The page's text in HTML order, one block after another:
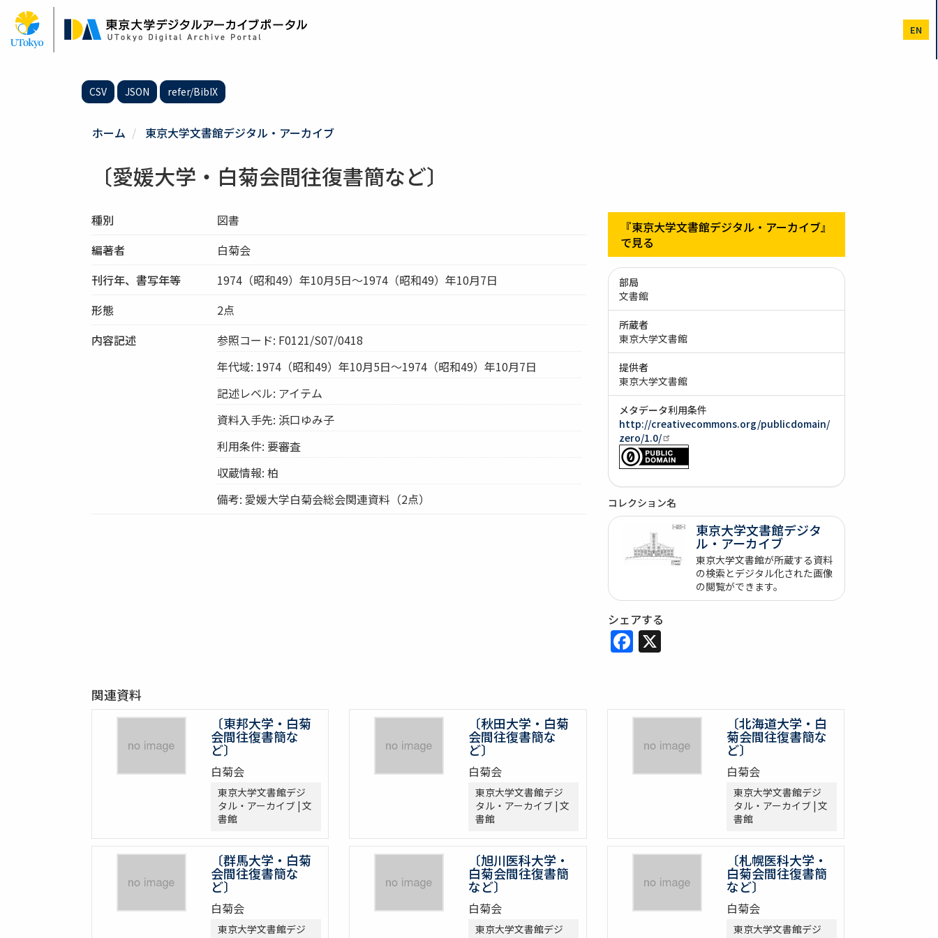
ン
EN
CSV JSON refer/BibIX
ホーム 東京大学文書館デジタル・アーカイブ
〔愛媛大学・白菊会間往復書簡など〕
種別
図書
編著者
白菊会
刊行年、書写年等
1974（昭和49）年10月5日～1974（昭和49）年10月7日
形態
2点
内容記述
参照コード: F0121/S07/0418
年代域: 1974（昭和49）年10月5日～1974（昭和49）年10月7日
記述レベル: アイテム
資料入手先: 浜口ゆみ子
利用条件: 要審査
収蔵情報: 柏
備考: 愛媛大学白菊会総会関連資料（2点）
『東京大学文書館デジタル・アーカイブ』
で見る
部局
文書館
所蔵者
東京大学文書館
提供者
東京大学文書館
メタデータ利用条件
http://creativecommons.org/publicdomain/
zero/1.0/
コレクション名
東京大学文書館デジタ
ル・アーカイブ
東京大学文書館が所蔵する資料
の検索とデジタル化された画像
の閲覧ができます。
シェアする
Facebook
X
関連資料
〔東邦大学・白菊
会間往復書簡な
ど〕
白菊会
東京大学文書館デジ
タル・アーカイブ | 文
書館
〔秋田大学・白菊
会間往復書簡な
ど〕
白菊会
東京大学文書館デジ
タル・アーカイブ | 文
書館
〔北海道大学・白
菊会間往復書簡な
ど〕
白菊会
東京大学文書館デジ
タル・アーカイブ | 文
書館
〔群馬大学・白菊
会間往復書簡な
ど〕
白菊会
東京大学文書館デジ
〔旭川医科大学・
白菊会間往復書簡
など〕
白菊会
東京大学文書館デジ
〔札幌医科大学・
白菊会間往復書簡
など〕
白菊会
東京大学文書館デジ